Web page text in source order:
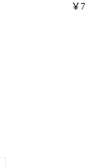
￥7